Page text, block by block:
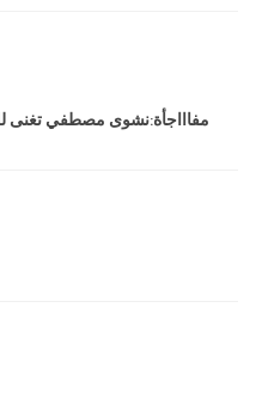
مفاااجأة:نشوى مصطفي تغنى